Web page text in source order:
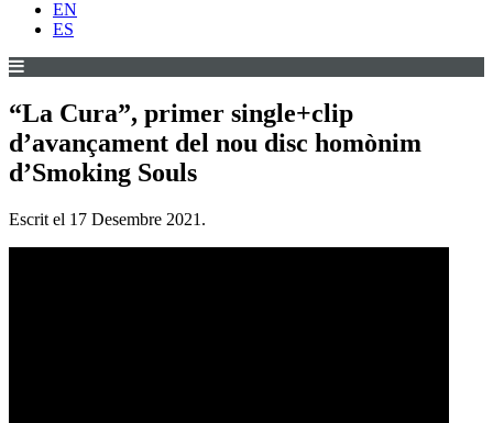
EN
ES
“La Cura”, primer single+clip
d’avançament del nou disc homònim
d’Smoking Souls
Escrit el 17 Desembre 2021 .